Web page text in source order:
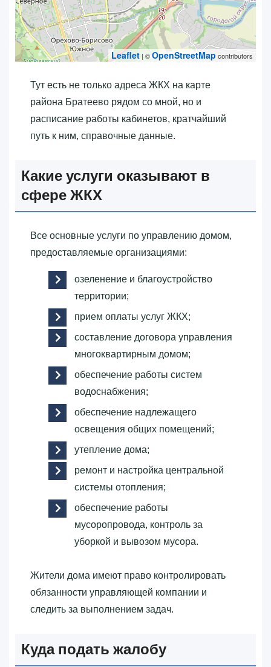
Leaflet | ©OpenStreetMap contributors
Тут есть не только адреса ЖКХ на карте
района Братеево рядом со мной, но и
расписание работы кабинетов, кратчайший
путь к ним, справочные данные.
Какие услуги оказывают в
сфере ЖКХ
Все основные услуги по управлению домом,
предоставляемые организациями:
озеленение и благоустройство
территории;
прием оплаты услуг ЖКХ;
составление договора управления
многоквартирным домом;
обеспечение работы систем
водоснабжения;
обеспечение надлежащего
освещения общих помещений;
утепление дома;
ремонт и настройка центральной
системы отопления;
обеспечение работы
мусоропровода, контроль за
уборкой и вывозом мусора.
Жители дома имеют право контролировать
обязанности управляющей компании и
следить за выполнением задач.
Куда подать жалобу